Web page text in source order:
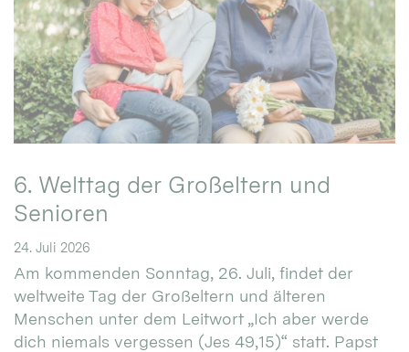
6. Welttag der Großeltern und
Senioren
24. Juli 2026
Am kommenden Sonntag, 26. Juli, findet der
weltweite Tag der Großeltern und älteren
Menschen unter dem Leitwort „Ich aber werde
dich niemals vergessen (Jes 49,15)“ statt. Papst